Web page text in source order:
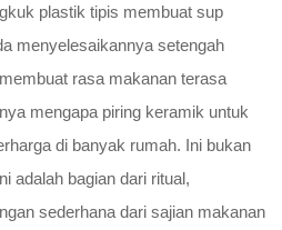
plastik tipis membuat sup
menyelesaikannya setengah
rasa makanan terasa
mengapa piring keramik untuk
di banyak rumah. Ini bukan
adalah bagian dari ritual,
sederhana dari sajian makanan